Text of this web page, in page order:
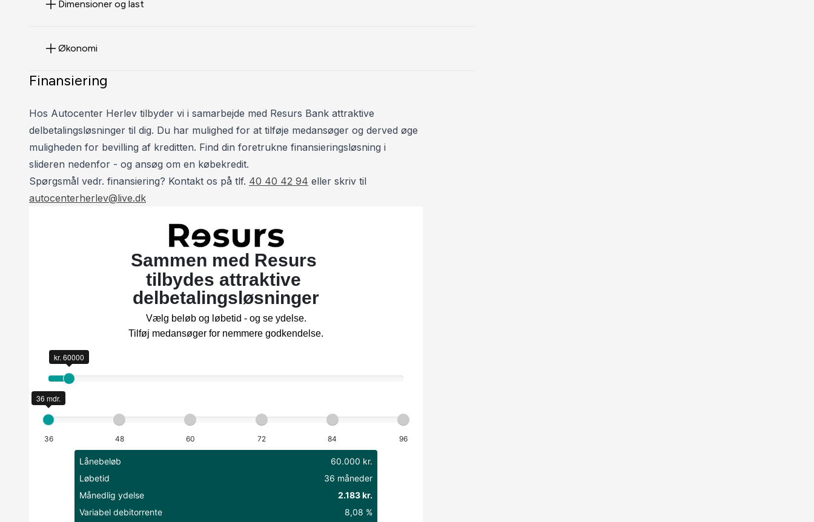
Dimensioner og last
Økonomi
Finansiering
Hos Autocenter Herlev tilbyder vi i samarbejde med Resurs Bank attraktive
delbetalingsløsninger til dig. Du har mulighed for at tilføje medansøger og derved øge
muligheden for bevilling af kreditten. Find din foretrukne finansieringsløsning i
slideren nedenfor - og ansøg om en købekredit.
Spørgsmål vedr. finansiering? Kontakt os på tlf. 40 40 42 94 eller skriv til
autocenterherlev@live.dk